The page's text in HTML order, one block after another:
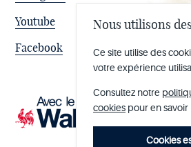
Facebook
Youtube Nous utilisons
Ce site utilise des
votre expérience
Consultez notre
cookies pour en savoir
Cookies